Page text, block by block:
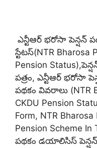
ఎన్టీఆర్ భరోసా పెన్షన్
స్టేటస్(NTR Bharosa
Pension
పత్రం, ఎన్టీఆర్ భరోసా
పథకం వివరాలు (NTR
CKDU Pension
Form, NTR
Pension Scheme
పథకం డయాలిసిస్